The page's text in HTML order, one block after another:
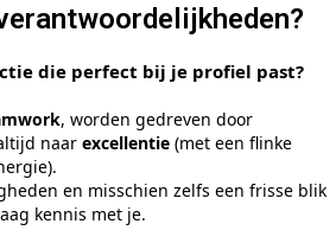
die perfect bij je profiel past?
, worden gedreven door
naar excellentie (met een flinke
en misschien zelfs een frisse blik
kennis met je.